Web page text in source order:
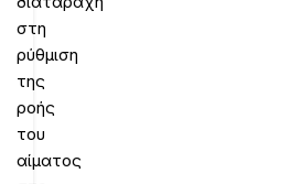
στη
ρύθμιση
της
ροής
του
αίματος